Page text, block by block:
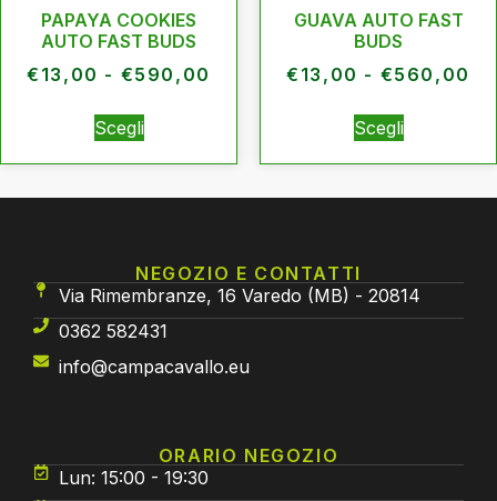
PAPAYA COOKIES
AUTO FAST BUDS
€ 13,00 - €590,00
Scegli
GUAVA AUTO FAST
BUDS
€ 13,00 - €560,00
Scegli
NEGOZIO E CONTATTI
Via Rimembranze, 16 Varedo (MB) - 20814
0362 582431
info@campacavallo.eu
ORARIO NEGOZIO
Lun: 15:00 - 19:30